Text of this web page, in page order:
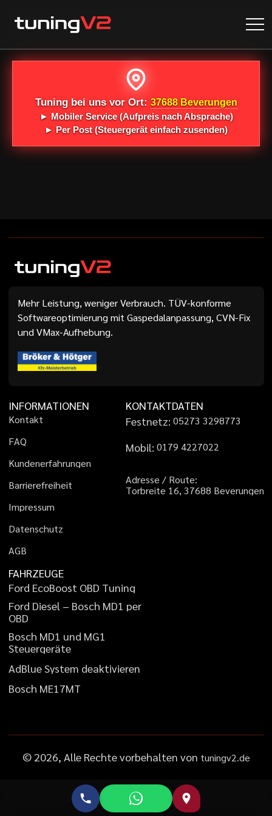
Tuning bei uns vor Ort: 37688 Beverungen
► Mobiler Service(Aufpreis nach Absprache)
►Per Post(Steuergerät einfach zusenden)
Mehr Leistung, weniger Verbrauch. TÜV-konforme
Softwareoptimierung mit Gaspedalanpassung, CVN-Fix
und VMax-Aufhebung.
INFORMATIONEN
Kontakt
FAQ
Kundenerfahrungen
Barrierefreiheit
Impressum
Datenschutz
AGB
KONTAKTDATEN
Festnetz: 05273 3298773
Mobil: 01 79 4227022
Adresse / Route:
Torbreite 16, 37688 Beverungen
FAHRZEUGE
Ford EcoBoost OBD Tuning
Ford Diesel – Bosch MD1 per
OBD
Bosch MD1 und MG1
Steuergeräte
AdBlueSystem deaktivieren
Bosch ME17MT
© 2026, Alle Rechte vorbehalten von tuningv2.de